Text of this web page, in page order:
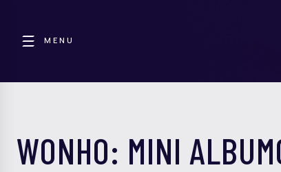
MENU
WONHO: MINI